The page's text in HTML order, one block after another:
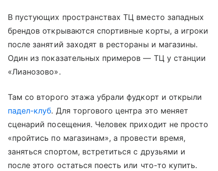
В пустующих пространствах ТЦ вместо западных
брендов открываются спортивные корты, а игроки
после занятий заходят в рестораны и магазины.
Один из показательных примеров — ТЦ у станции
«Лианозово».
Там со второго этажа убрали фудкорт и открыли
падел-клуб. Для торгового центра это меняет
сценарий посещения. Человек приходит не просто
«пройтись по магазинам», а провести время,
заняться спортом, встретиться с друзьями и
после этого остаться поесть или что-то купить.